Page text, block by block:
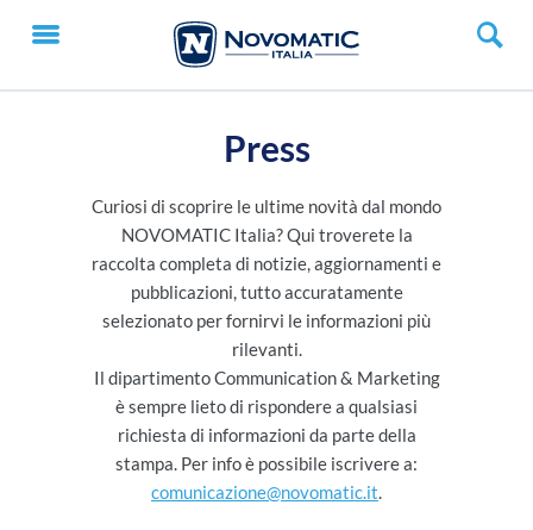
Press
Curiosi di scoprire le ultime novità dal mondo
NOVOMATIC Italia? Qui troverete la
raccolta completa di notizie, aggiornamenti e
pubblicazioni, tutto accuratamente
selezionato per fornirvi le informazioni più
rilevanti.
Il dipartimento Communication & Marketing
è sempre lieto di rispondere a qualsiasi
richiesta di informazioni da parte della
stampa. Per info è possibile iscrivere a:
comunicazione@novomatic.it.